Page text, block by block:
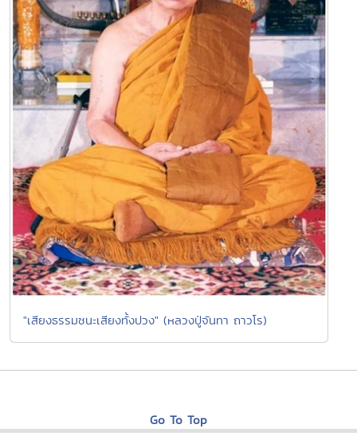
"เสียงธรรมชนะเสียงทั้งปวง" (หลวงปู่จันทา ถาวโร)
Go To Top